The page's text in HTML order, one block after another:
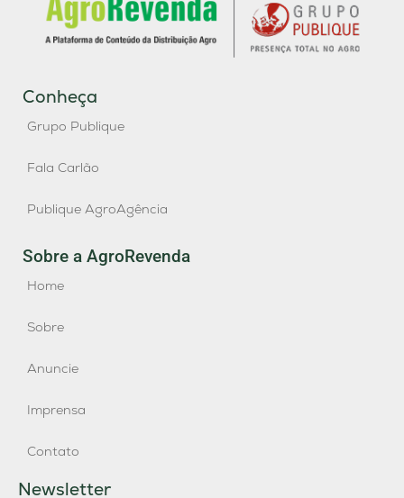
Conheça
Grupo Publique
Fala Carlão
Publique AgroAgência
Sobre a AgroRevenda
Home
Sobre
Anuncie
Imprensa
Contato
Newsletter